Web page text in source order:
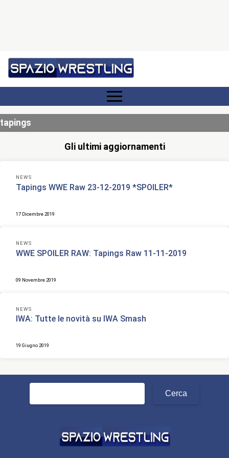
tapings
Gli ultimi aggiornamenti
NEWS
Tapings WWE Raw 23-12-2019 *SPOILER*
17 Dicembre 2019
NEWS
WWE SPOILER RAW: Tapings Raw 11-11-2019
09 Novembre 2019
NEWS
IWA: Tutte le novità su IWA Smash
19 Giugno 2019